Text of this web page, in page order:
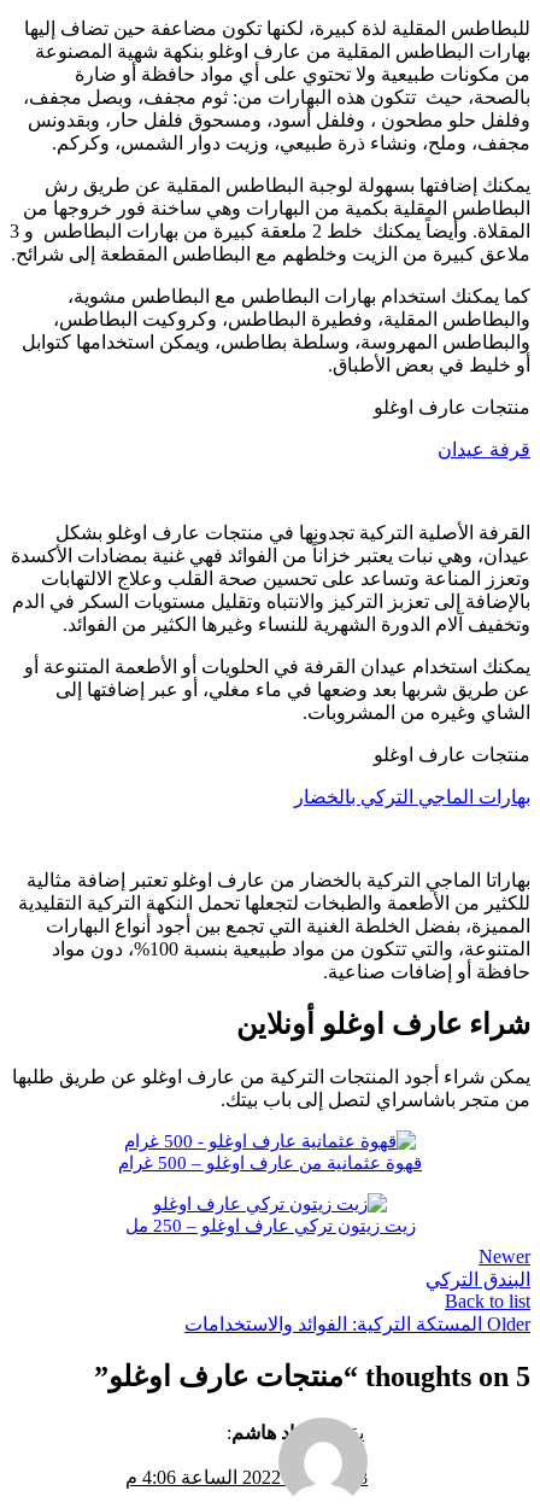
للبطاطس المقلية لذة كبيرة، لكنها تكون مضاعفة حين تضاف إليها
بهارات البطاطس المقلية من عارف اوغلو بنكهة شهية المصنوعة
من مكونات طبيعية ولا تحتوي على أي مواد حافظة أو ضارة
بالصحة، حيث تتكون هذه البهارات من: ثوم مجفف، وبصل مجفف،
وفلفل حلو مطحون ، وفلفل أسود، ومسحوق فلفل حار، وبقدونس
مجفف، وملح، ونشاء ذرة طبيعي، وزيت دوار الشمس، وكركم.
يمكنك إضافتها بسهولة لوجبة البطاطس المقلية عن طريق رش
البطاطس المقلية بكمية من البهارات وهي ساخنة فور خروجها من
المقلاة. وأيضاً يمكنك خلط 2 ملعقة كبيرة من بهارات البطاطس و 3
ملاعق كبيرة من الزيت وخلطهم مع البطاطس المقطعة إلى شرائح.
كما يمكنك استخدام بهارات البطاطس مع البطاطس مشوية،
والبطاطس المقلية، وفطيرة البطاطس، وكروكيت البطاطس،
والبطاطس المهروسة، وسلطة بطاطس، ويمكن استخدامها كتوابل
أو خليط في بعض الأطباق.
منتجات عارف اوغلو
قرفة عيدان
القرفة الأصلية التركية تجدونها في منتجات عارف اوغلو بشكل
عيدان، وهي نبات يعتبر خزاناً من الفوائد فهي غنية بمضادات الأكسدة
وتعزز المناعة وتساعد على تحسين صحة القلب وعلاج الالتهابات
بالإضافة إلى تعزبز التركيز والانتباه وتقليل مستويات السكر في الدم
وتخفيف آلام الدورة الشهرية للنساء وغيرها الكثير من الفوائد.
يمكنك استخدام عيدان القرفة في الحلويات أو الأطعمة المتنوعة أو
عن طريق شربها بعد وضعها في ماء مغلي، أو عبر إضافتها إلى
الشاي وغيره من المشروبات.
منتجات عارف اوغلو
بهارات الماجي التركي بالخضار
بهاراتا الماجي التركية بالخضار من عارف اوغلو تعتبر إضافة مثالية
للكثير من الأطعمة والطبخات لتجعلها تحمل النكهة التركية التقليدية
المميزة، بفضل الخلطة الغنية التي تجمع بين أجود أنواع البهارات
المتنوعة، والتي تتكون من مواد طبيعية بنسبة 100%، دون مواد
حافظة أو إضافات صناعية.
شراء عارف اوغلو أونلاين
يمكن شراء أجود المنتجات التركية من عارف اوغلو عن طريق طلبها
من متجر باشاسراي لتصل إلى باب بيتك.
قهوة عثمانية من عارف اوغلو – 500 غرام
زيت زيتون تركي عارف اوغلو – 250 مل
Newer
البندق التركي
Back to list
Older المستكة التركية: الفوائد والاستخدامات
5 thoughts on “ منتجات عارف اوغلو”
يقول سعاد هاشم:
18 نوفمبر، 2022 الساعة 4:06 م